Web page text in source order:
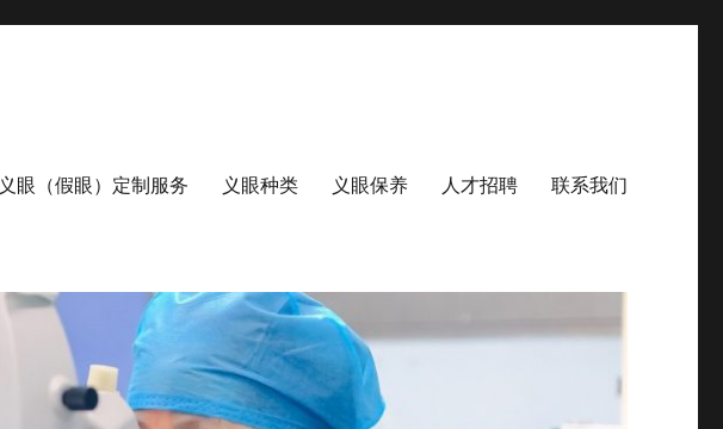
义眼（假眼）定制服务 义眼种类 义眼保养 人才招聘 联系我们